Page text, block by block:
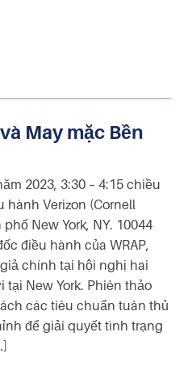
May mặc Bền
2023, 3:30 – 4:15 chiều
hành Verizon (Cornell
New York, NY. 10044
điều hành của WRAP,
chính tại hội nghị hai
New York. Phiên thảo
các tiêu chuẩn tuân thủ
để giải quyết tình trạng